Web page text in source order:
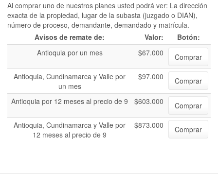
Al comprar uno de nuestros planes usted podrá ver: La dirección
exacta de la propiedad, lugar de la subasta (juzgado o DIAN),
número de proceso, demandante, demandado y matrícula.
Avisos de remate de:
Valor:
Botón:
Antioquia por un mes
$67.000
Comprar
Antioquia, Cundinamarca y Valle por
un mes
$97.000 Comprar
Antioquia por 12 meses al precio de 9 $603.000
Comprar
Antioquia, Cundinamarca y Valle por
12 meses al precio de 9
$873.000 Comprar